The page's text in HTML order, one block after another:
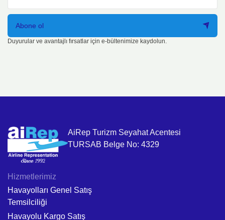
Abone ol
Duyurular ve avantajlı fırsatlar için e-bültenimize kaydolun.
AiRep Turizm Seyahat Acentesi
TURSAB Belge No: 4329
Hizmetlerimiz
Havayolları Genel Satış
Temsilciliği
Havayolu Kargo Satış